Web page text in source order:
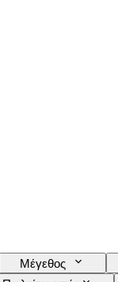
Μέγεθος